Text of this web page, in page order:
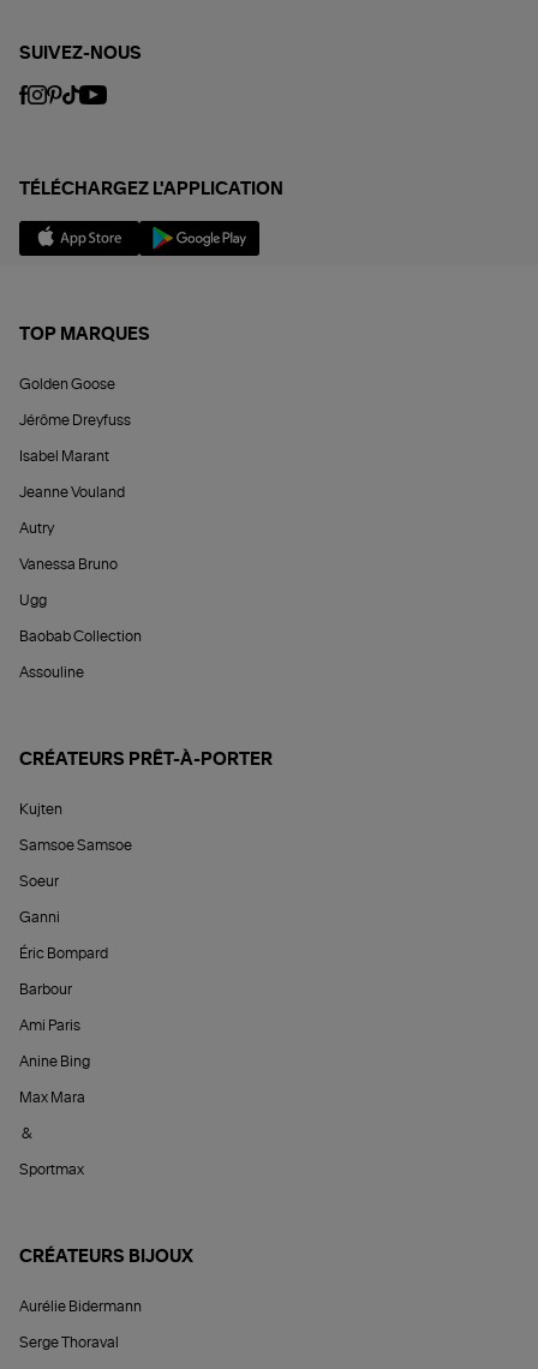
SUIVEZ-NOUS
TÉLÉCHARGEZ L'APPLICATION
TOP MARQUES
Golden Goose
Jérôme Dreyfuss
Isabel Marant
Jeanne Vouland
Autry
Vanessa Bruno
Ugg
Baobab Collection
Assouline
CRÉATEURS PRÊT-À-PORTER
Kujten
Samsoe Samsoe
Soeur
Ganni
Éric Bompard
Barbour
Ami Paris
Anine Bing
Max Mara
&
Sportmax
CRÉATEURS BIJOUX
Aurélie Bidermann
Serge Thoraval